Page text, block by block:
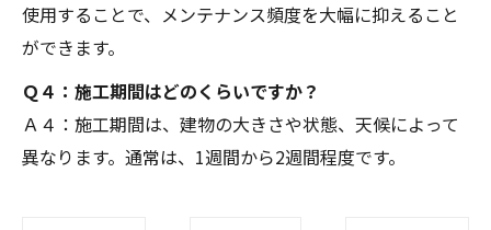
使用することで、メンテナンス頻度を大幅に抑えること
ができます。
Ｑ４：施工期間はどのくらいですか？
Ａ４：施工期間は、建物の大きさや状態、天候によって
異なります。通常は、1週間から2週間程度です。